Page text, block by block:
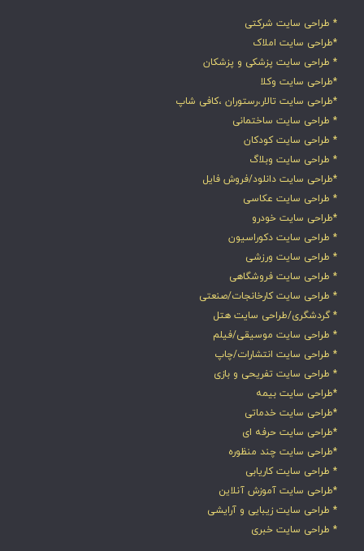
* طراحی سایت شرکتی
*طراحی سایت املاک
* طراحی سایت پزشکی و پزشکان
*طراحی سایت وکلا
*طراحی سایت تالار،رستوران ،کافی شاپ
* طراحی سایت ساختمانی
* طراحی سایت کودکان
* طراحی سایت وبلاگ
*طراحی سایت دانلود/فروش فایل
* طراحی سایت عکاسی
*طراحی سایت خودرو
* طراحی سایت دکوراسیون
* طراحی سایت ورزشی
* طراحی سایت فروشگاهی
* طراحی سایت کارخانجات/صنعتی
* گردشگری/طراحی سایت هتل
* طراحی سایت موسیقی/فیلم
* طراحی سایت انتشارات/چاپ
* طراحی سایت تفریحی و بازی
*طراحی سایت بیمه
*طراحی سایت خدماتی
*طراحی سایت حرفه ای
*طراحی سایت چند منظوره
* طراحی سایت کاریابی
*طراحی سایت آموزش آنلاین
* طراحی سایت زیبایی و آرایشی
* طراحی سایت خبری